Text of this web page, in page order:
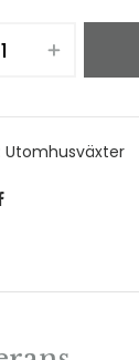
Utomhusväxter